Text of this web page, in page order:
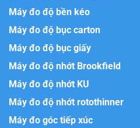
Máy đo độ bền kéo
Máy đo độ bục carton
Máy đo độ bục giấy
Máy đo độ nhớt Brookfield
Máy đo độ nhớt KU
Máy đo độ nhớt rotothinner
Máy đo góc tiếp xúc